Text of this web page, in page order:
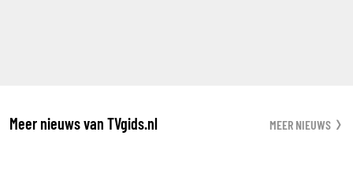
Meer nieuws van TVgids.nl MEER NIEUWS